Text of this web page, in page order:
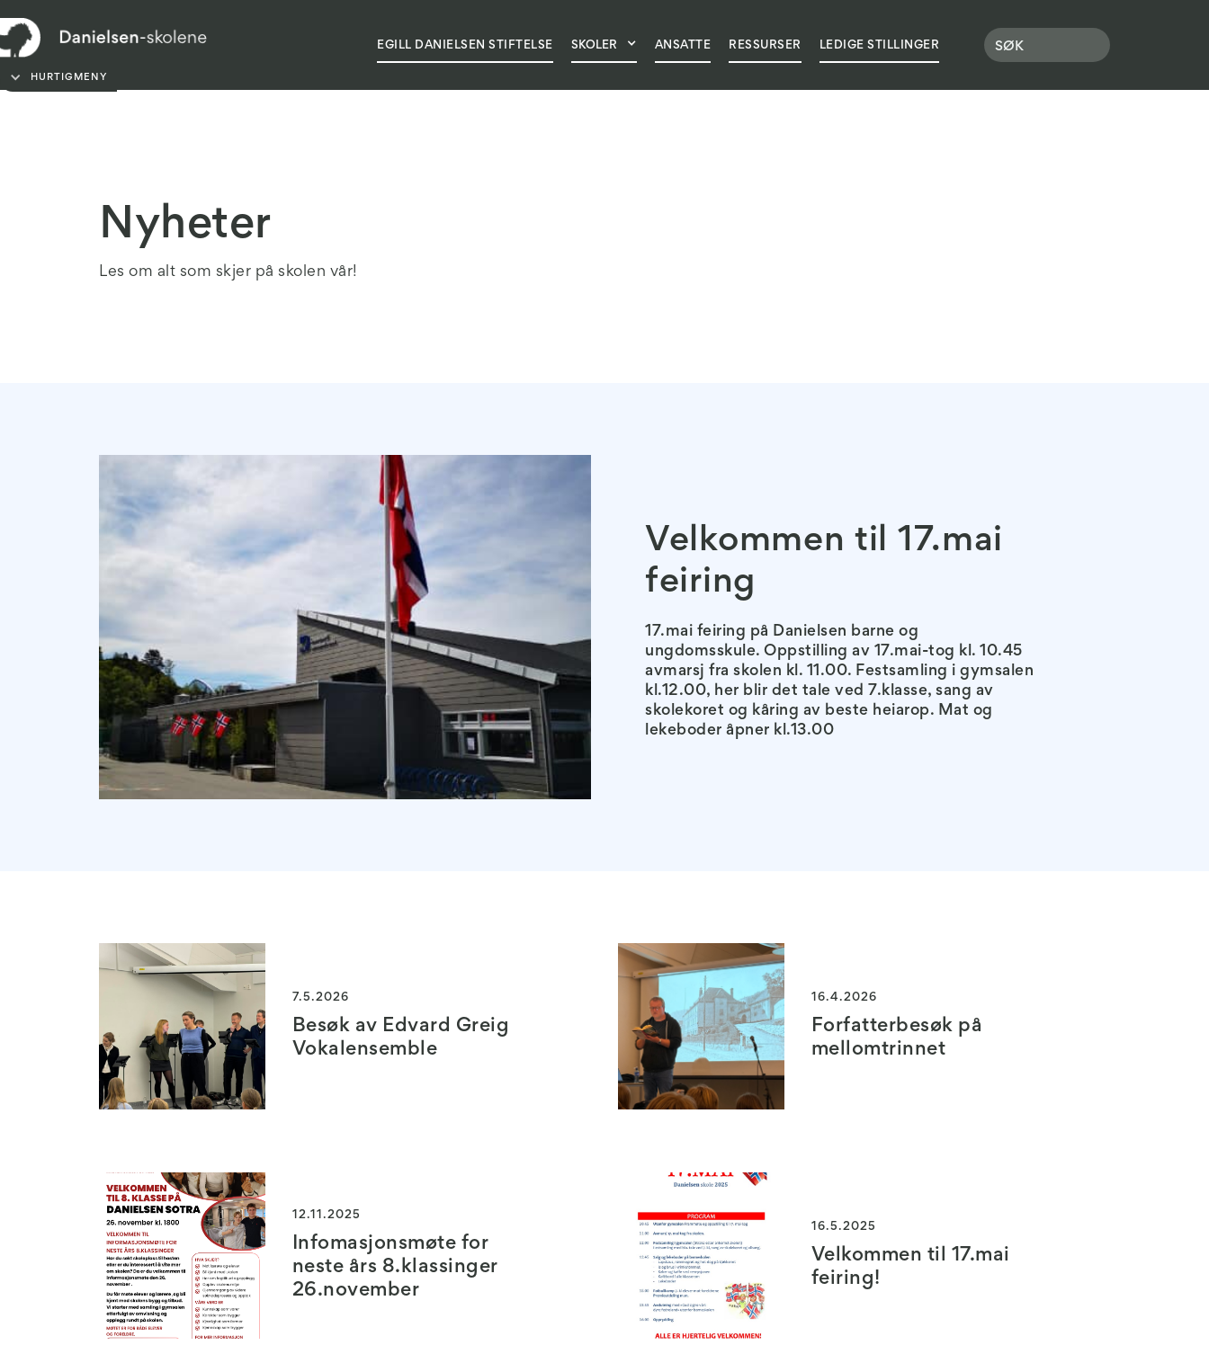
EGILL DANIELSEN STIFTELSE SKOLER ANSATTE RESSURSER LEDIGE STILLINGER
HURTIGMENY
FORELDREHÅNDBOK ANSATTHÅNDBOK HVORFOR VELGE OSS NYHETER OM SKOLEN LOGG INN SØK SKOLEPLASS
Nyheter
Les om alt som skjer på skolen vår!
Velkommen til 17.mai
feiring
17.mai feiring på Danielsen barne og
ungdomsskule. Oppstilling av 17.mai-tog kl. 10.45
avmarsj fra skolen kl. 11.00. Festsamling i gymsalen
kl.12.00, her blir det tale ved 7.klasse, sang av
skolekoret og kåring av beste heiarop. Mat og
lekeboder åpner kl.13.00
7.5.2026
Besøk av Edvard Greig
Vokalensemble
16.4.2026
Forfatterbesøk på
mellomtrinnet
12.11.2025
Infomasjonsmøte for
neste års 8.klassinger
26.november
16.5.2025
Velkommen til 17.mai
feiring!